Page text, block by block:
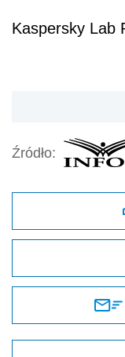
Kaspersky Lab
Źródło: